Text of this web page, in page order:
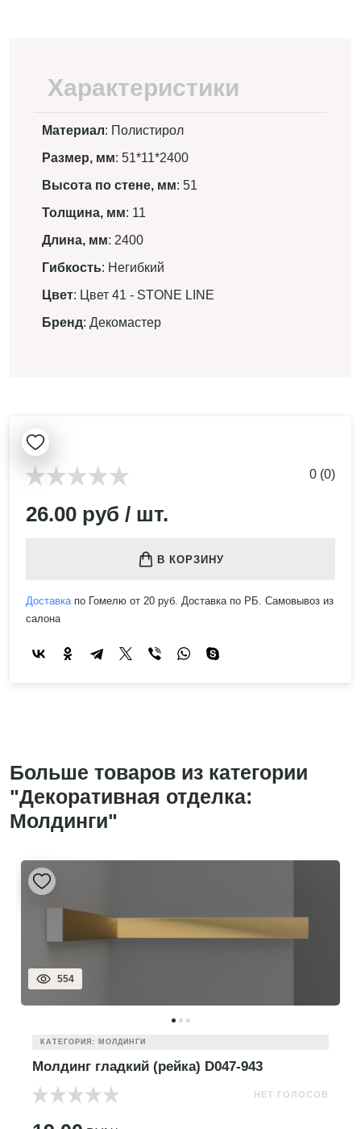
Характеристики
Материал: Полистирол
Размер, мм: 51*11*2400
Высота по стене, мм: 51
Толщина, мм: 11
Длина, мм: 2400
Гибкость: Негибкий
Цвет: Цвет 41 - STONE LINE
Бренд: Декомастер
0 (0)
26.00 руб / шт.
В КОРЗИНУ
Доставкапо Гомелю от 20 руб. Доставка по РБ. Самовывоз из
салона
Больше товаров из категории
"Декоративная отделка:
Молдинги"
554
КАТЕГОРИЯ: МОЛДИНГИ
Молдинг гладкий (рейка) D047-943
НЕТ ГОЛОСОВ